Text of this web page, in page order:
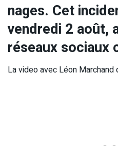
nages. Cet
vendredi 2 août,
réseaux sociaux
La video avec Léon